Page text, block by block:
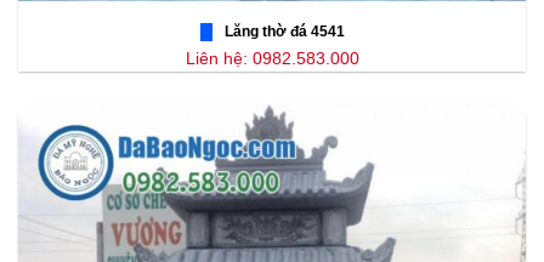
Lăng thờ đá 4541
Liên hệ: 0982.583.000